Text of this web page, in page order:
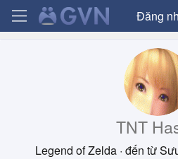
Đăng
TNT
Legend of Zelda · đến từ